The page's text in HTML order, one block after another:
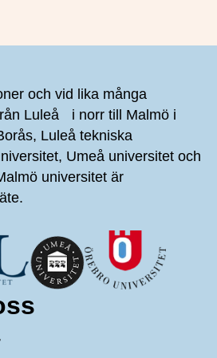
och vid lika många
Luleå i norr till Malmö i
Luleå tekniska
Umeå universitet och
universitet är